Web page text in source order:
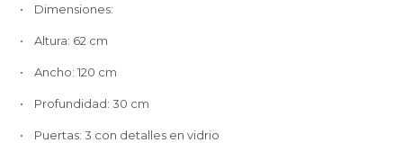
• Dimensiones:
• Altura: 62 cm
• Ancho: 120 cm
• Profundidad: 30 cm
• Puertas: 3 con detalles en vidrio